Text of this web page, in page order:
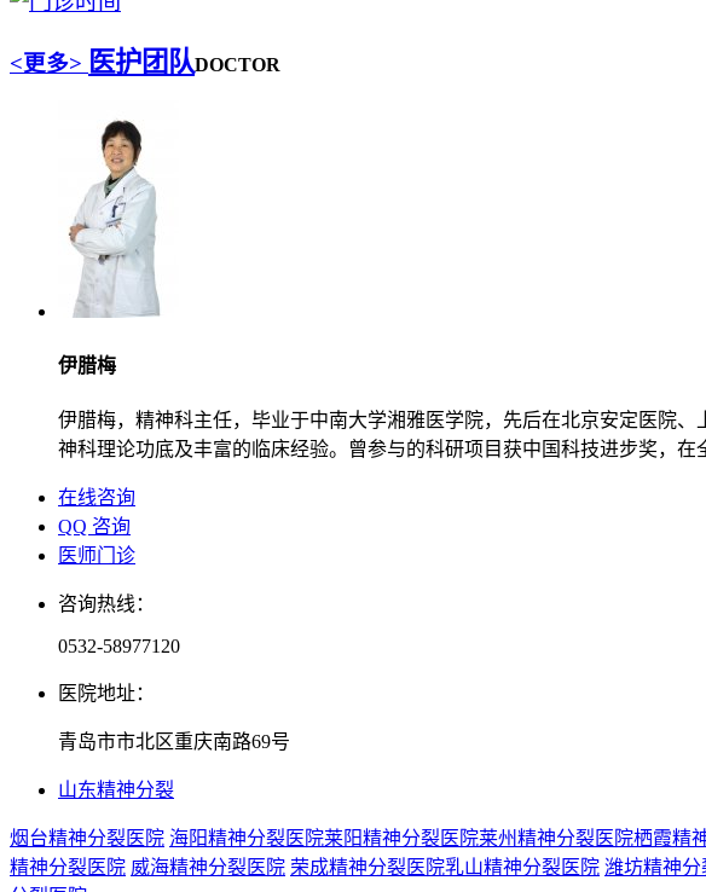
<更多> 医护团队DOCTOR
伊腊梅
伊腊梅，精神科主任，毕业于中南大学湘雅医学院，先后在北京安定医院
神科理论功底及丰富的临床经验。曾参与的科研项目获中国科技进步奖，
在线咨询
QQ 咨询
医师门诊
咨询热线：
0532-58977120
医院地址：
青岛市市北区重庆南路69号
山东精神分裂
烟台精神分裂医院 海阳精神分裂医院莱阳精神分裂医院莱州精神分裂医院栖霞精
精神分裂医院 威海精神分裂医院 荣成精神分裂医院乳山精神分裂医院 潍坊精神分